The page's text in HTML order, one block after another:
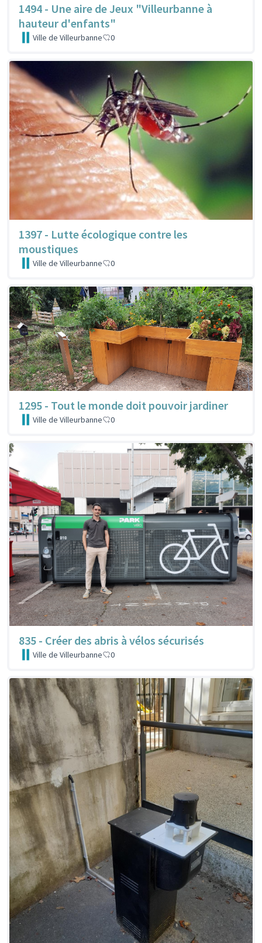
1494 - Une aire de Jeux "Villeurbanne à
hauteur d'enfants"
Ville de Villeurbanne 0
1397 - Lutte écologique contre les
moustiques
Ville de Villeurbanne 0
1295 - Tout le monde doit pouvoir jardiner
Ville de Villeurbanne 0
835 - Créer des abris à vélos sécurisés
Ville de Villeurbanne 0